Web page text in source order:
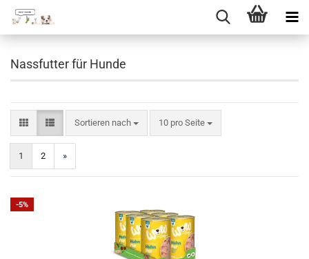
Hauptinhalt
Nassfutter für Hunde
Sortieren nach
Sortieren nach 10 pro Seite
pro Seite
1 2 »
-5%